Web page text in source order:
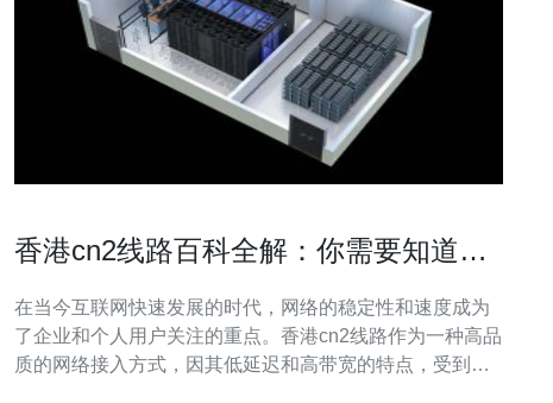
香港cn2线路百科全解：你需要知道的
在当今互联网快速发展的时代，网络的稳定性和速度成为
了企业和个人用户关注的重点。香港cn2线路作为一种高品
质的网络接入方式，因其低延迟和高带宽的特点，受到了